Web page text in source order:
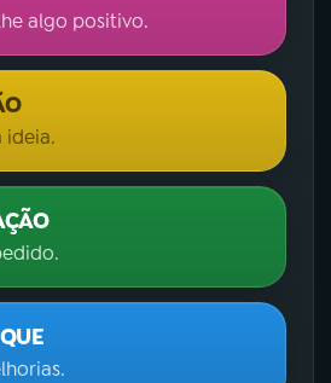
algo positivo.
ideia.